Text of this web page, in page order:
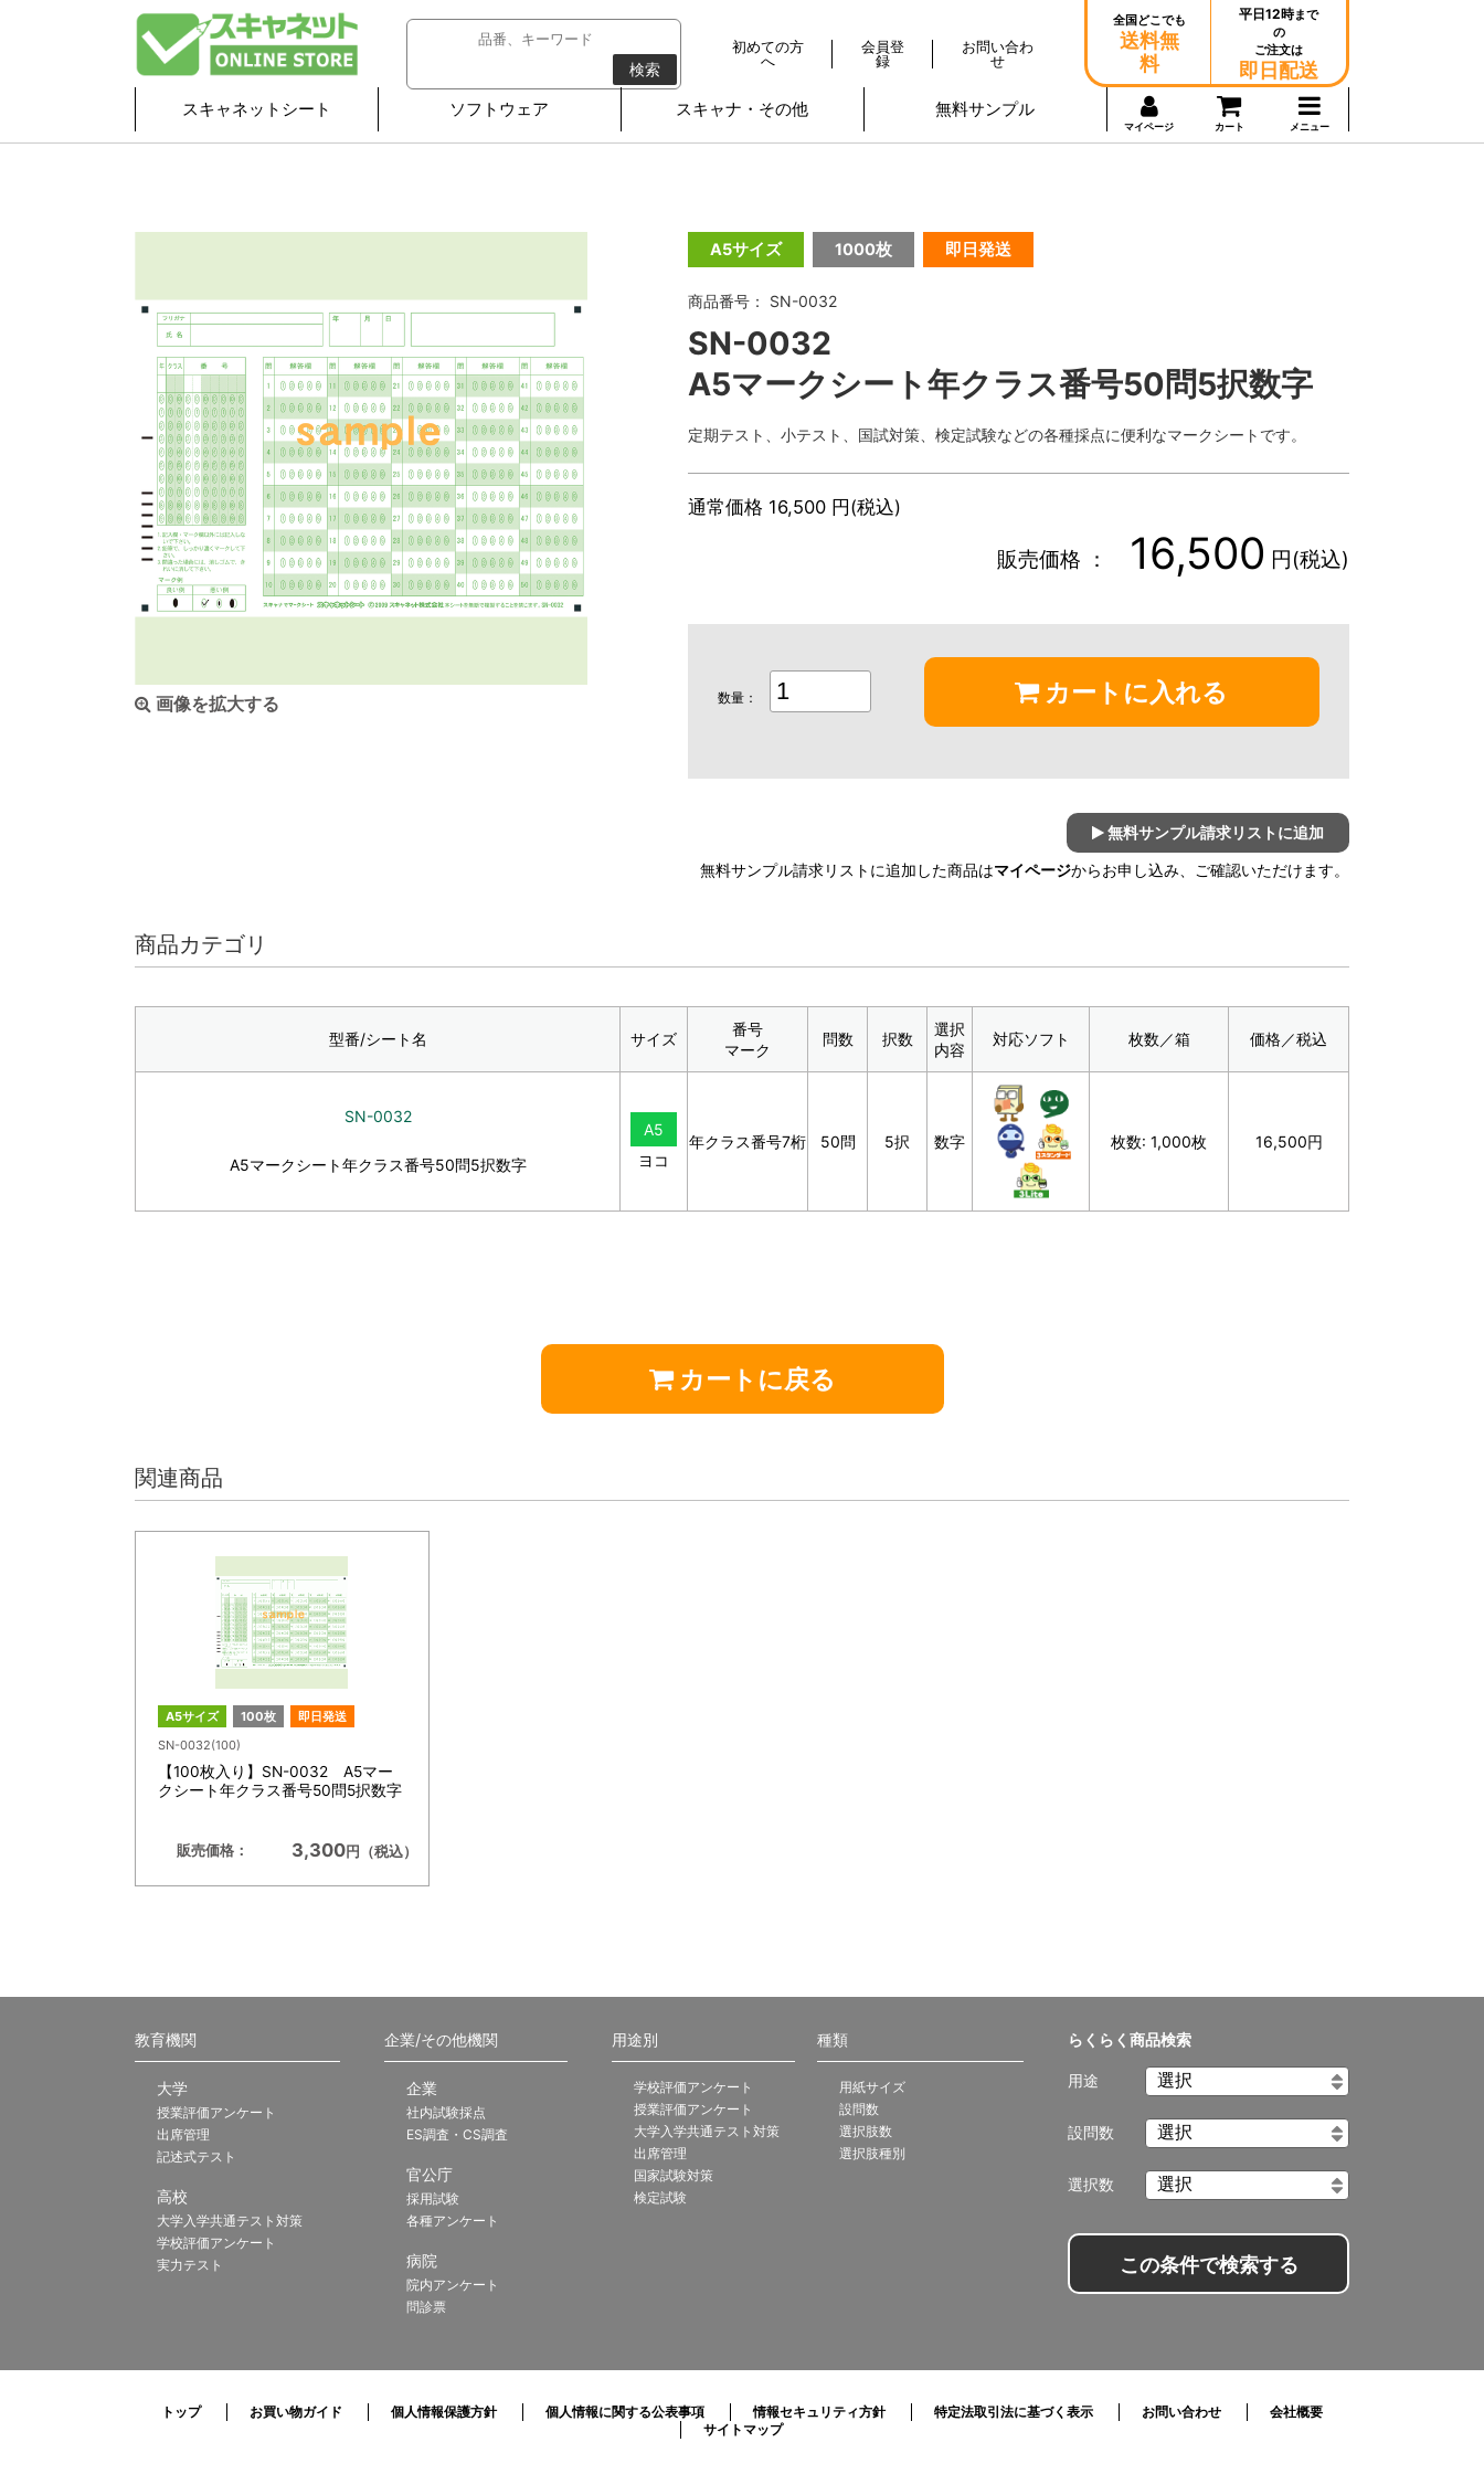
検索
初めての方
へ
会員登
録
お問い合わ
せ
全国どこでも
送料無
料
平日12時まで
の
ご注文は
即日配送
スキャネットシート ソフトウェア スキャナ・その他 無料サンプル
マイページ カート メニュー
画像を拡大する
A5サイズ 1000枚 即日発送
商品番号： SN-0032
SN-0032
A5マークシート年クラス番号50問5択数字
定期テスト、小テスト、国試対策、検定試験などの各種採点に便利なマークシートです。
通常価格 16,500 円(税込)
販売価格 ： 16,500 円(税込)
数量： カートに入れる
無料サンプル請求リストに追加
無料サンプル請求リストに追加した商品はマイページからお申し込み、ご確認いただけます。
商品カテゴリ
型番/シート名 サイズ
番号
マーク
問数 択数
選択
内容
対応ソフト 枚数／箱 価格／税込
SN-0032
A5マークシート年クラス番号50問5択数字
A5
ヨコ
年クラス番号7桁 50問 5択 数字 枚数: 1,000枚 16,500円
カートに戻る
関連商品
A5サイズ 100枚
即日発送
SN-0032(100)
【100枚入り】SN-0032 A5マー
クシート年クラス番号50問5択数字
販売価格： 3,300円（税込）
らくらく商品検索
用途
設問数
選択数
この条件で検索する
教育機関
大学
授業評価アンケート
出席管理
記述式テスト
高校
大学入学共通テスト対策
学校評価アンケート
実力テスト
企業/その他機関
企業
社内試験採点
ES調査・CS調査
官公庁
採用試験
各種アンケート
病院
院内アンケート
問診票
用途別
学校評価アンケート
授業評価アンケート
大学入学共通テスト対策
出席管理
国家試験対策
検定試験
種類
用紙サイズ
設問数
選択肢数
選択肢種別
トップ お買い物ガイド 個人情報保護方針 個人情報に関する公表事項 情報セキュリティ方針 特定法取引法に基づく表示 お問い合わせ
会社概要
サイトマップ